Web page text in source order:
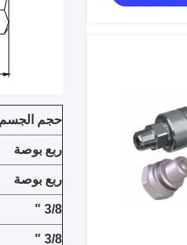
حجم الجسم
ربع بوصة
ربع بوصة
3/8 "
3/8 "